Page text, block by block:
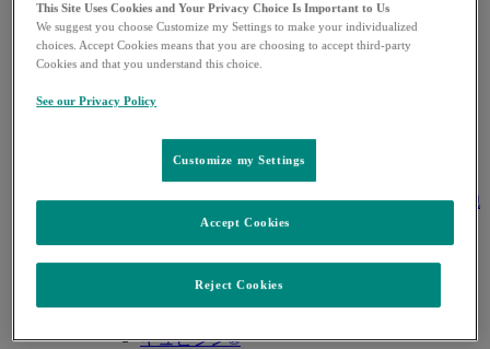
キイトルーダ®（胆道癌）
キイトルーダ®（腎細胞癌）
キイトルーダ®（尿路上皮癌）
キイトルーダ®（子宮頸癌）
キイトルーダ®（古典的ホジキンリンパ
腫）
キイトルーダ®（原発性縦隔大細胞型B細胞
リンパ腫（PMBCL））
キイトルーダ®（MSI-High固形癌）
キイトルーダ®（MSI-High結腸・直腸癌）
キイトルーダ®（TMB-High固形癌）
キュビシン®
This Site Uses Cookies and Your Privacy Choice Is Important to Us
We suggest you choose Customize my Settings to make your individualized
choices. Accept Cookies means that you are choosing to accept third-party
Cookies and that you understand this choice.
See our Privacy Policy
Customize my Settings
Reject Cookies
Accept Cookies